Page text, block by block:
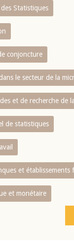
Statistiques
conjoncture
le secteur de la
et de recherche de
de statistiques
et établissements
et monétaire